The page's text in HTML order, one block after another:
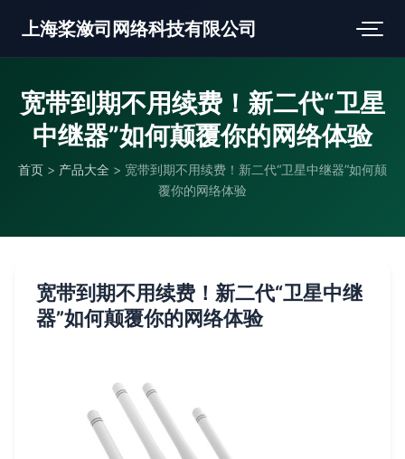
上海桨潋司网络科技有限公司
宽带到期不用续费！新二代“卫星
中继器”如何颠覆你的网络体验
首页 > 产品大全 > 宽带到期不用续费！新二代“卫星中继器”如何颠
覆你的网络体验
宽带到期不用续费！新二代“卫星中继
器”如何颠覆你的网络体验